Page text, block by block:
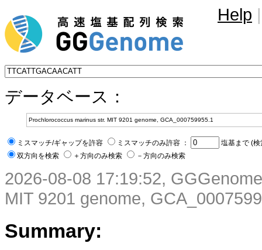
Help |
データベース：
ミスマッチ/ギャップを許容 ミスマッチのみ許容 ：
塩基まで (
双方向を検索
＋方向のみ検索 －方向のみ検索
2026-08-08 17:19:52,
MIT 9201 genome,
Summary: